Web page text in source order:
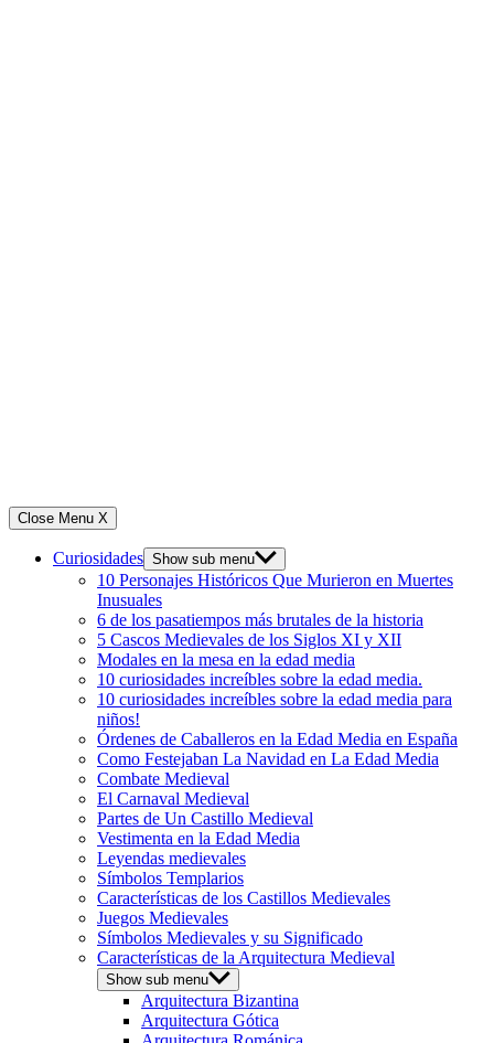
Close Menu X
Curiosidades Show sub menu
10 Personajes Históricos Que Murieron en Muertes
Inusuales
6 de los pasatiempos más brutales de la historia
5 Cascos Medievales de los Siglos XI y XII
Modales en la mesa en la edad media
10 curiosidades increíbles sobre la edad media.
10 curiosidades increíbles sobre la edad media para
niños!
Órdenes de Caballeros en la Edad Media en España
Como Festejaban La Navidad en La Edad Media
Combate Medieval
El Carnaval Medieval
Partes de Un Castillo Medieval
Vestimenta en la Edad Media
Leyendas medievales
Símbolos Templarios
Características de los Castillos Medievales
Juegos Medievales
Símbolos Medievales y su Significado
Características de la Arquitectura Medieval
Show sub menu
Arquitectura Bizantina
Arquitectura Gótica